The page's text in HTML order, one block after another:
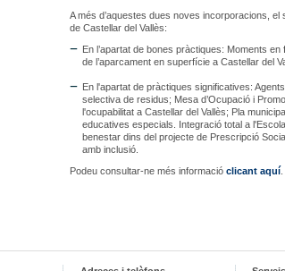
A més d’aquestes dues noves incorporacions,
de Castellar del Vallès:
En l’apartat de bones pràctiques: Moments
de l’aparcament en superfície a Castellar del
En l'apartat de pràctiques significatives:
selectiva de residus; Mesa d’Ocupació i
l'ocupabilitat a Castellar del Vallès; Pla
educatives especials. Integració total a
benestar dins del projecte de Prescripció
amb inclusió.
Podeu consultar-ne més informació clicant aquí